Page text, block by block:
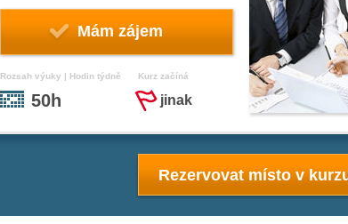
Mám zájem
Rozsah výuky | Hodin týdně
50h
Kurz začíná
jinak
Rezervovat místo v